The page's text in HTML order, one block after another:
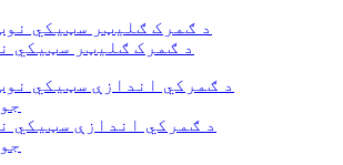
د ګمرک ګلیټر سټیکي
د ګمرکي اندازې سټیکي